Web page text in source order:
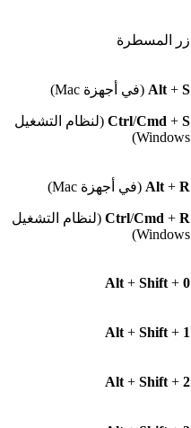
زر المسطرة
Alt + S (في أجهزة Mac)
Ctrl/Cmd + S
(لنظام التشغيل
Windows)
Alt + R (في أجهزة Mac)
Ctrl/Cmd + R
(لنظام التشغيل
Windows)
Alt + Shift + 0
Alt + Shift + 1
Alt + Shift + 2